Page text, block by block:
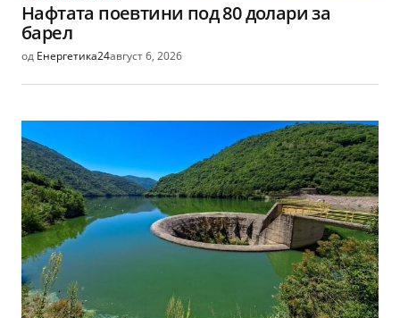
Нафтата поевтини под 80 долари за
барел
од Енергетика24август 6, 2026